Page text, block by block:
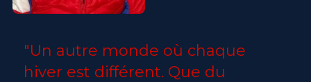
"Un autre monde où chaque
hiver est différent. Que du